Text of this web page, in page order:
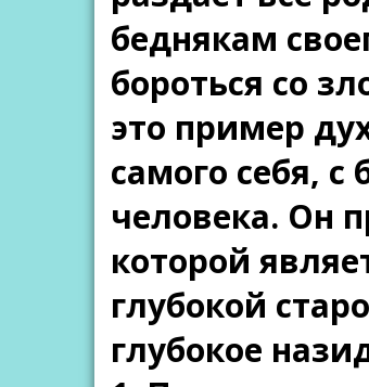
беднякам
бороться со
это пример
самого себя, с
человека. Он
которой
глубокой
глубокое